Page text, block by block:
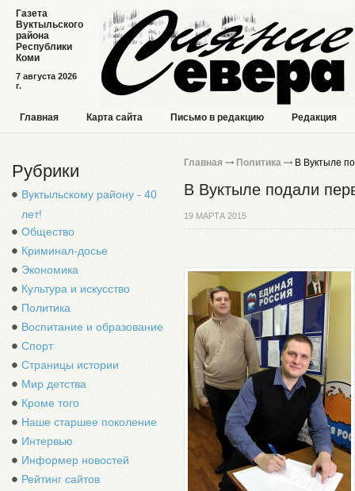
7 августа 2026
г.
Газета
Вуктыльского
района
Республики
Коми
Главная Карта сайта Письмо в редакцию Редакция
Рубрики
Вуктыльскому району - 40
лет!
Общество
Криминал-досье
Экономика
Культура и искусство
Политика
Воспитание и образование
Спорт
Страницы истории
Мир детства
Кроме того
Наше старшее поколение
Интервью
Информер новостей
Рейтинг сайтов
Главная Политика В Вуктыле
В Вуктыле подали
19 МАРТА 2015